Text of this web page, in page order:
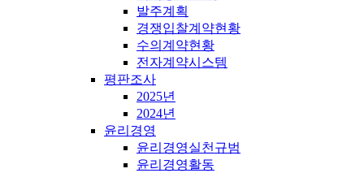
발주계획
경쟁입찰계약현황
수의계약현황
전자계약시스템
평판조사
2025년
2024년
윤리경영
윤리경영실천규범
윤리경영활동